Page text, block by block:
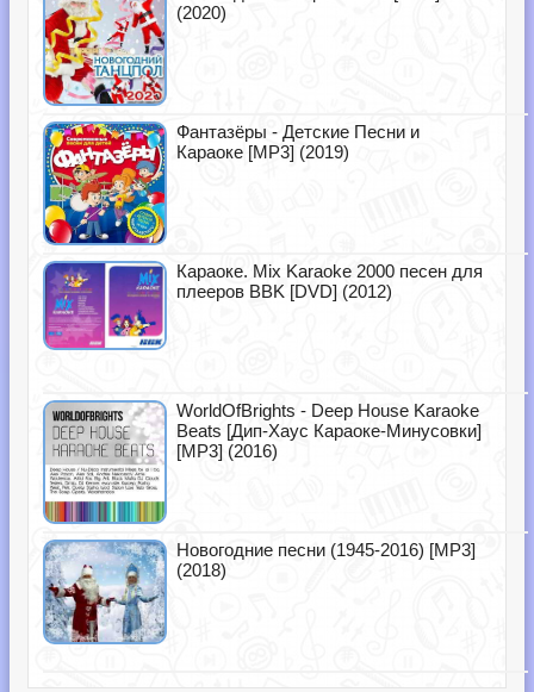
(2020)
Фантазёры - Детские Песни и
Караоке [MP3] (2019)
Караоке. Mix Karaoke 2000 песен для
плееров BBK [DVD] (2012)
WorldOfBrights - Deep House Karaoke
Beats [Дип-Хаус Караоке-Минусовки]
[MP3] (2016)
Новогодние песни (1945-2016) [MP3]
(2018)